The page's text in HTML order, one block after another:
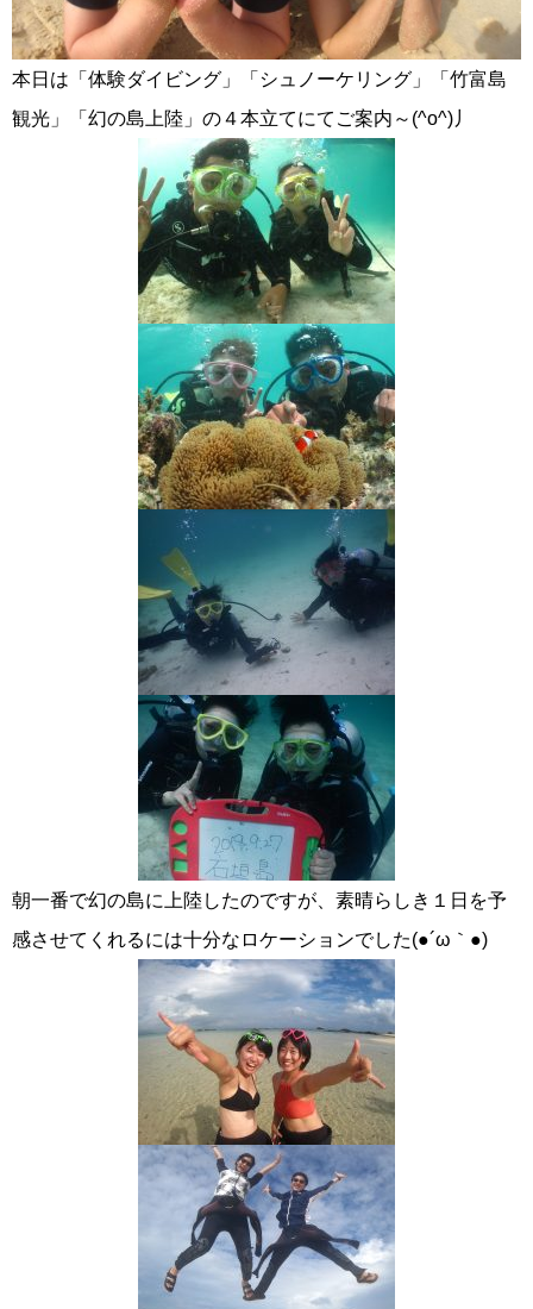
本日は「体験ダイビング」「シュノーケリング」「竹富島
観光」「幻の島上陸」の４本立てにてご案内～(^o^)丿
朝一番で幻の島に上陸したのですが、素晴らしき１日を予
感させてくれるには十分なロケーションでした(●´ω｀●)